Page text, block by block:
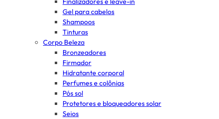
Gel para cabelos
Shampoos
Tinturas
Corpo Beleza
Bronzeadores
Firmador
Hidratante corporal
Perfumes e colônias
Pós sol
Protetores e bloqueadores solar
Seios